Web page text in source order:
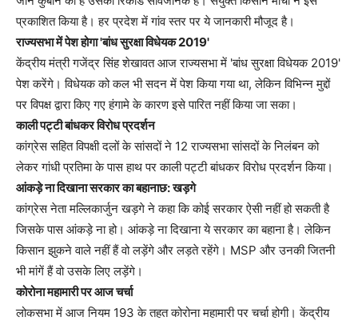
प्रकाशित किया है। हर प्रदेश में गांव स्तर पर ये जानकारी मौजूद है।
राज्यसभा में पेश होगा 'बांध सुरक्षा विधेयक 2019'
केंद्रीय मंत्री गजेंद्र सिंह शेखावत आज राज्यसभा में 'बांध सुरक्षा विधेयक 2019'
पेश करेंगे। विधेयक को कल भी सदन में पेश किया गया था, लेकिन विभिन्न मुद्दों
पर विपक्ष द्वारा किए गए हंगामे के कारण इसे पारित नहीं किया जा सका।
काली पट्टी बांधकर विरोध प्रदर्शन
कांग्रेस सहित विपक्षी दलों के सांसदों ने 12 राज्यसभा सांसदों के निलंबन को
लेकर गांधी प्रतिमा के पास हाथ पर काली पट्टी बांधकर विरोध प्रदर्शन किया।
आंकड़े ना दिखाना सरकार का बहानाछ: खड़गे
कांग्रेस नेता मल्लिकार्जुन खड़गे ने कहा कि कोई सरकार ऐसी नहीं हो सकती है
जिसके पास आंकड़े ना हो। आंकड़े ना दिखाना ये सरकार का बहाना है। लेकिन
किसान झुकने वाले नहीं हैं वो लड़ेंगे और लड़ते रहेंगे। MSP और उनकी जितनी
भी मांगें हैं वो उसके लिए लड़ेंगे।
कोरोना महामारी पर आज चर्चा
लोकसभा में आज नियम 193 के तहत कोरोना महामारी पर चर्चा होगी। केंद्रीय